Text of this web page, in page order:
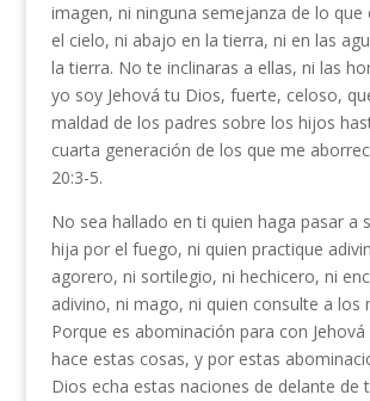
imagen, ni ninguna semejanza de lo que
el cielo, ni abajo en la tierra, ni en las
la tierra. No te inclinaras a ellas, ni las
yo soy Jehová tu Dios, fuerte, celoso,
maldad de los padres sobre los hijos
cuarta generación de los que me
20:3-5.
No sea hallado en ti quien haga pasar a
hija por el fuego, ni quien practique
agorero, ni sortilegio, ni hechice­ro, ni
adivino, ni mago, ni quien consulte a los
Porque es abominación para con
hace estas cosas, y por estas
Dios echa estas naciones de delante de